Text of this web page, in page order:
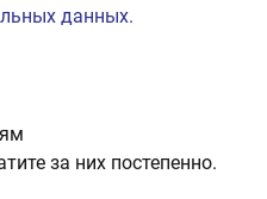
данных.
за них постепенно.